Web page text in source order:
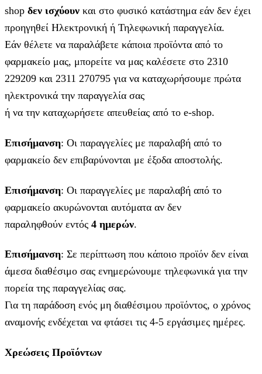
shop δεν ισχύουν και στο φυσικό κατάστημα εάν δεν έχει
προηγηθεί Ηλεκτρονική ή Τηλεφωνική παραγγελία.
Εάν θέλετε να παραλάβετε κάποια προϊόντα από το
φαρμακείο μας, μπορείτε να μας καλέσετε στο 2310
229209 και 2311 270795 για να καταχωρήσουμε πρώτα
ηλεκτρονικά την παραγγελία σας
ή να την καταχωρήσετε απευθείας από το e-shop.
Επισήμανση: Οι παραγγελίες με παραλαβή από το
φαρμακείο δεν επιβαρύνονται με έξοδα αποστολής.
Επισήμανση: Οι παραγγελίες με παραλαβή από το
φαρμακείο ακυρώνονται αυτόματα αν δεν
παραληφθούν εντός 4 ημερών.
Επισήμανση: Σε περίπτωση που κάποιο προϊόν δεν είναι
άμεσα διαθέσιμο σας ενημερώνουμε τηλεφωνικά για την
πορεία της παραγγελίας σας.
Για τη παράδοση ενός μη διαθέσιμου προϊόντος, ο χρόνος
αναμονής ενδέχεται να φτάσει τις 4-5 εργάσιμες ημέρες.
Χρεώσεις Προϊόντων